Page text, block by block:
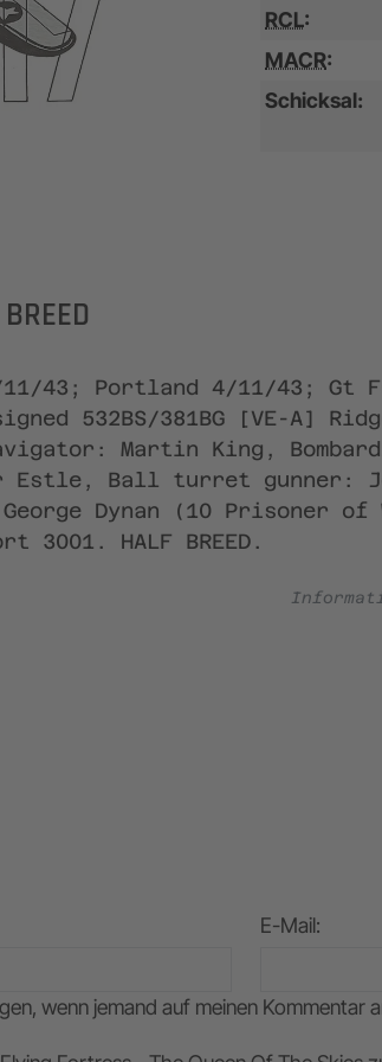
RCL:
MACR:
Schicksal:
11/43; Portland 4/11/43; Gt
532BS/381BG [VE-A]
Martin King,
Estle, Ball turret gunner:
Dynan (10 Prisoner
3001. HALF BREED.
E-Mail:
wenn jemand auf meinen Kommentar